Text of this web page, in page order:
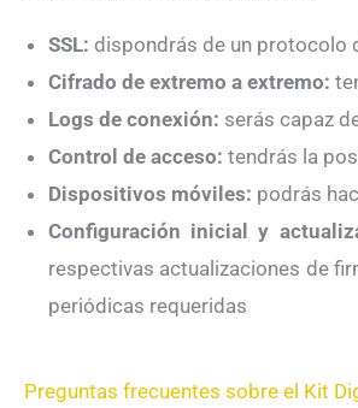
SSL: dispondrás de un protocolo
Cifrado de extremo a extremo:
Logs de conexión: serás capaz
Control de acceso: tendrás la
Dispositivos móviles: podrás
Configuración inicial y
respectivas actualizaciones de
periódicas requeridas
Preguntas frecuentes sobre el Kit